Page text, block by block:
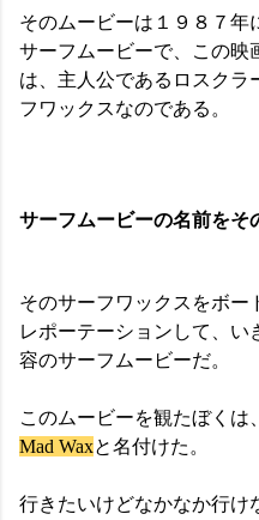
そのムービーは１９８７年
サーフムービーで、この映
は、主人公であるロスクラ
フワックスなのである。
サーフムービーの名前をそ
そのサーフワックスをボー
レポーテーションして、い
容のサーフムービーだ。
このムービーを観たぼくは
Mad Waxと名付けた。
行きたいけどなかなか行け